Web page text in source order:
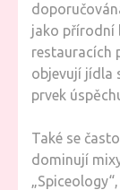
jako přírodní
restauracích
objevují jídla
prvek
Také se
dominují